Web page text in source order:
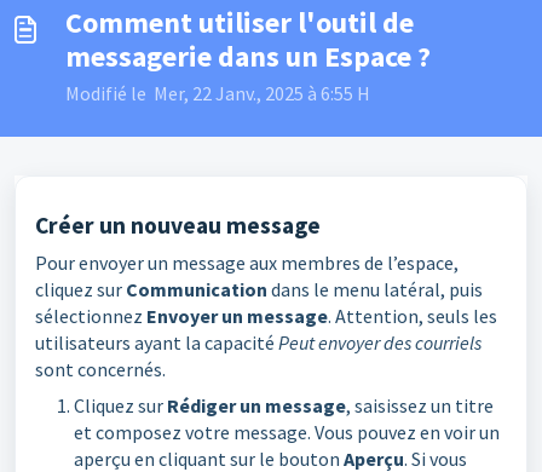
Comment utiliser l'outil de
messagerie dans un Espace ?
Modifié le Mer, 22 Janv., 2025 à 6:55 H
Créer un nouveau message
Pour envoyer un message aux membres de l’espace,
cliquez sur Communication dans le menu latéral, puis
sélectionnez Envoyer un message. Attention, seuls les
utilisateurs ayant la capacité Peut envoyer des courriels
sont concernés.
Cliquez sur Rédiger un message, saisissez un titre
et composez votre message. Vous pouvez en voir un
aperçu en cliquant sur le bouton Aperçu. Si vous